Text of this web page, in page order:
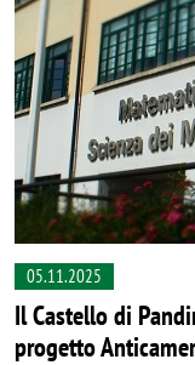
05.11.2025
Il Castello di
progetto